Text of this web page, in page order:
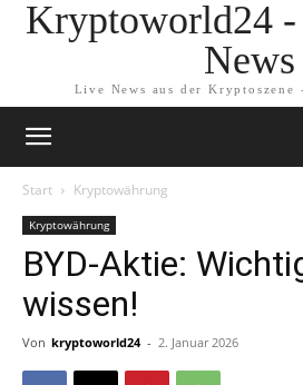
Kryptoworld24
News
Live News aus der Kryptoszene
Start Kryptowährung
Kryptowährung
BYD-Aktie:
wissen!
Von kryptoworld24 - 2. Januar 2026